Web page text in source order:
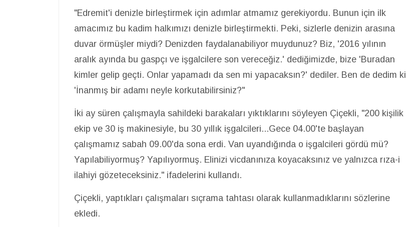
"Edremit'i denizle birleştirmek için adımlar atmamız gerekiyordu. Bunun için ilk
amacımız bu kadim halkımızı denizle birleştirmekti. Peki, sizlerle denizin arasına
duvar örmüşler miydi? Denizden faydalanabiliyor muydunuz? Biz, '2016 yılının
aralık ayında bu gaspçı ve işgalcilere son vereceğiz.' dediğimizde, bize 'Buradan
kimler gelip geçti. Onlar yapamadı da sen mi yapacaksın?' dediler. Ben de dedim ki
'İnanmış bir adamı neyle korkutabilirsiniz?"
İki ay süren çalışmayla sahildeki barakaları yıktıklarını söyleyen Çiçekli, "200 kişilik
ekip ve 30 iş makinesiyle, bu 30 yıllık işgalcileri...Gece 04.00'te başlayan
çalışmamız sabah 09.00'da sona erdi. Van uyandığında o işgalcileri gördü mü?
Yapılabiliyormuş? Yapılıyormuş. Elinizi vicdanınıza koyacaksınız ve yalnızca rıza-i
ilahiyi gözeteceksiniz." ifadelerini kullandı.
Çiçekli, yaptıkları çalışmaları sıçrama tahtası olarak kullanmadıklarını sözlerine
ekledi.